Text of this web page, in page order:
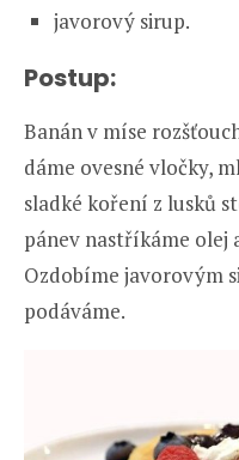
javorový sirup.
Postup:
Banán v míse
dáme ovesné vločky,
sladké koření z lusků
pánev nastříkáme olej
Ozdobíme javorovým
podáváme.